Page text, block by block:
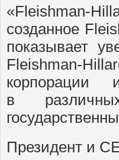
«Fleishman-
созданное
показывает
Fleishman-
корпорации
в
Президент и